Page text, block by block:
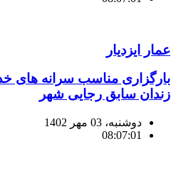
عمار ایزدیار
بارگزاری مناسب سرانه
زندان سابق رجایی شهر
دوشنبه، 03 مهر 1402
08:07:01